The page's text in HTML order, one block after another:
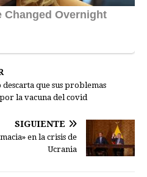
que sus problemas
la vacuna del covid
SIGUIENTE
en la crisis de
Ucrania